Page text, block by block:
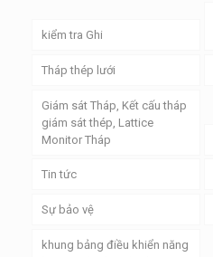
kiểm tra Ghi
Tháp thép lưới
Giám sát Tháp, Kết cấu tháp
giám sát thép, Lattice
Monitor Tháp
Tin tức
Sự bảo vệ
khung bảng điều khiển năng